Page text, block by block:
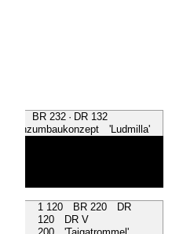
232 BR 232 · DR 132
'Ludmilla'
1 120 BR 220 DR
120 DR V